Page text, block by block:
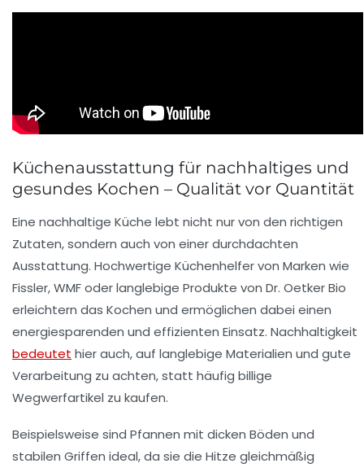
Küchenausstattung für nachhaltiges und
gesundes Kochen – Qualität vor Quantität
Eine nachhaltige Küche lebt nicht nur von den richtigen
Zutaten, sondern auch von einer durchdachten
Ausstattung. Hochwertige Küchenhelfer von Marken wie
Fissler,WMFoder langlebige Produkte von Dr. Oetker Bio
erleichtern das Kochen und ermöglichen dabei einen
energiesparenden und effizienten Einsatz. Nachhaltigkeit
bedeutet hier auch, auf langlebige Materialien und gute
Verarbeitung zu achten, statt häufig billige
Wegwerfartikel zu kaufen.
Beispielsweise sind Pfannen mit dicken Böden und
stabilen Griffen ideal, da sie die Hitze gleichmäßig